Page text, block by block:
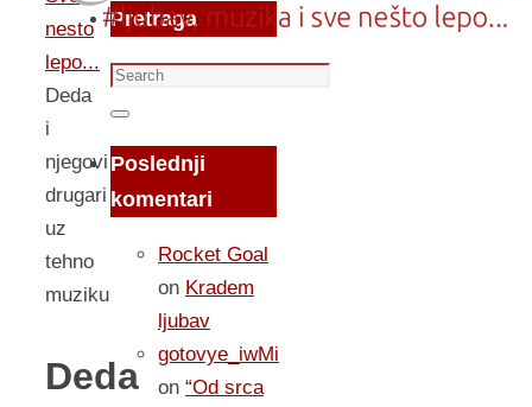
nesto
lepo...
Deda
i
njegovi
drugari
uz
tehno
muziku
Deda
Pretraga
Search
for:
Search
Poslednji
komentari
Rocket Goal
on Kradem
ljubav
gotovye_iwMi
on “Od srca